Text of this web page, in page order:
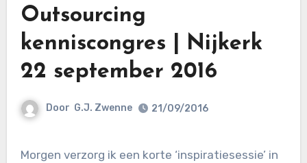
Outsourcing
kenniscongres | Nijkerk
22 september 2016
Door G.J. Zwenne 21/09/2016
Morgen verzorg ik een korte ‘inspiratiesessie’ in